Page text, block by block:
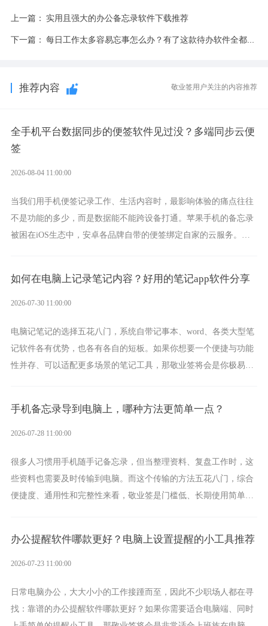
上一篇： 实用且强大的办公备忘录软件下载推荐
下一篇： 每日工作太多容易忘事怎么办？有了这款待办软件全都不是事
推荐内容 敬业签用户关注的内容推荐
全手机平台数据同步的便签软件见过没？多端同步云便
签
2026-08-04 11:00:00
当我们用手机便签记录工作、生活内容时，最影响体验的痛点往往
不是功能的多少，而是数据能不能跨设备打通。苹果手机的备忘录
被困在iOS生态中，安卓各品牌自带的便签绑定自家的云服务。而
如何在电脑上记录笔记内容？好用的笔记app软件分享
2026-07-30 11:00:00
电脑记笔记的选择五花八门，系统自带记事本、word、各类大型笔
记软件各有优势，也各有各自的短板。如果你想要一个便捷与功能
性并存、可以适配更多场景的笔记工具，那敬业签将会是你极易上
手机备忘录导到电脑上，哪种方法更简单一点？
2026-07-28 11:00:00
很多人习惯用手机随手记备忘录，但当整理资料、复盘工作时，这
些资料也需要及时传输到电脑。而这个传输的方法五花八门，综合
便捷度、通用性和完整性来看，敬业签是门槛低、长期使用简单的
办公提醒软件哪款更好？电脑上设置提醒的小工具推荐
2026-07-23 11:00:00
日常电脑办公，大大小小的工作接踵而至，因此不少职场人都在寻
找：靠谱的办公提醒软件哪款更好？如果你需要适合电脑端、同时